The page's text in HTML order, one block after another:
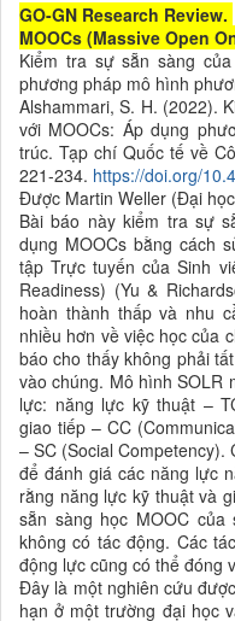
GO-GN Research Review.
MOOCs (Massive Open
Kiểm tra sự sẵn sàng
phương pháp mô hình
Alshammari, S. H. (2022).
với MOOCs: Áp dụng
trúc. Tạp chí Quốc tế về
221-234. https://doi.org/
Được Martin Weller (Đại
Bài báo này kiểm tra sự
dụng MOOCs bằng cách
tập Trực tuyến của Sinh
Readiness) (Yu &
hoàn thành thấp và nhu
nhiều hơn về việc học của
báo cho thấy không phải
vào chúng. Mô hình SOLR
lực: năng lực kỹ thuật –
giao tiếp – CC
– SC (Social
để đánh giá các năng lực
rằng năng lực kỹ thuật và
sẵn sàng học MOOC
không có tác động. Các
động lực cũng có thể đóng
Đây là một nghiên cứu
hạn ở một trường đại học